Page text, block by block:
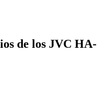
de los JVC HA-